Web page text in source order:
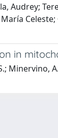
Audrey;
in
Minervino,